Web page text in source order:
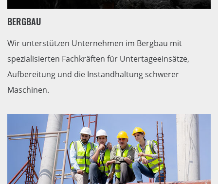
BERGBAU
Wir unterstützen Unternehmen im Bergbau mit
spezialisierten Fachkräften für Untertageeinsätze,
Aufbereitung und die Instandhaltung schwerer
Maschinen.